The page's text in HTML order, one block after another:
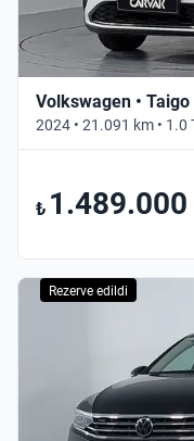
Volkswagen • Taigo
2024 • 21.091 km • 1.0
₺ 1.489.000
Rezerve edildi